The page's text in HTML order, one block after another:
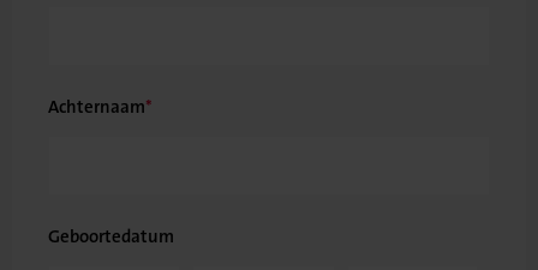
Achternaam
Geboortedatum